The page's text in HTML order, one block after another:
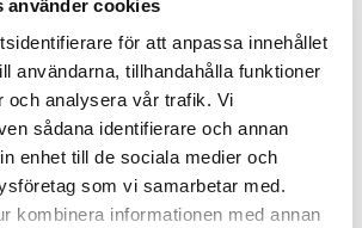
använder cookies
för att anpassa innehållet
användarna, tillhandahålla funktioner
och analysera vår trafik. Vi
sådana identifierare och annan
enhet till de sociala medier och
som vi samarbetar med.
kombinera informationen med annan